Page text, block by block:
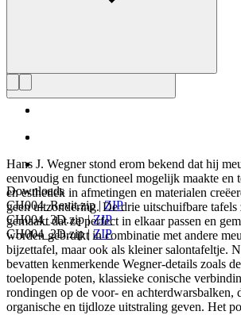
Downloads
CH004_Revit.zip|ZIP
CH004_3D.zip|ZIP
CH004_2D.zip|ZIP
Hans J. Wegner stond erom bekend dat hij
eenvoudig en functioneel mogelijk maakte en
en esthetiek in afmetingen en materialen
geen uitzondering. De drie uitschuifbare tafels
gemaakt dat ze perfect in elkaar passen en
worden gebruikt in combinatie met andere
bijzettafel, maar ook als kleiner salontafeltje.
bevatten kenmerkende Wegner-details zoals
toelopende poten, klassieke conische
rondingen op de voor- en achterdwarsbalken,
organische en tijdloze uitstraling geven. Het